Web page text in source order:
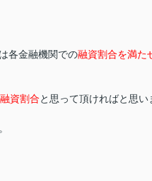
各金融機関での融資割合を満た
資割合と思って頂ければと思い